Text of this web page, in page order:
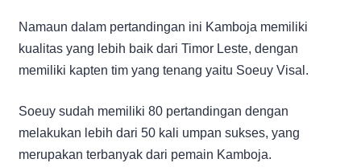
Namaun dalam pertandingan ini Kamboja memiliki
kualitas yang lebih baik dari Timor Leste, dengan
memiliki kapten tim yang tenang yaitu Soeuy Visal.
Soeuy sudah memiliki 80 pertandingan dengan
melakukan lebih dari 50 kali umpan sukses, yang
merupakan terbanyak dari pemain Kamboja.